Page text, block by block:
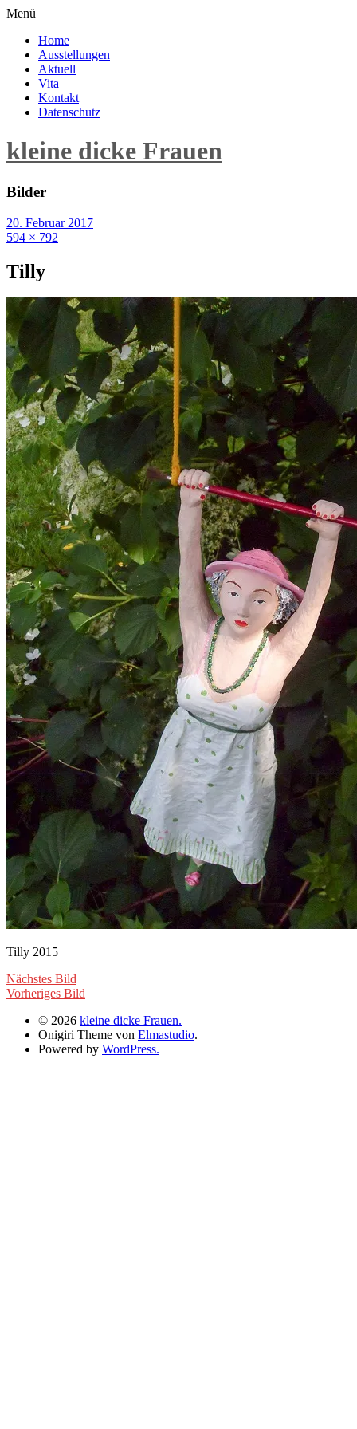
Menü
Home
Ausstellungen
Aktuell
Vita
Kontakt
Datenschutz
kleine dicke Frauen
Bilder
20. Februar 2017
594 × 792
Tilly
Tilly 2015
Nächstes Bild
Vorheriges Bild
© 2026 kleine dicke Frauen.
Onigiri Theme von Elmastudio.
Powered by WordPress.